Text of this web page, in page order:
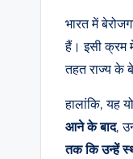
भारत में
हैं। इसी क्रम
तहत राज्य के
हालांकि, यह
आने के बाद,
तक कि उन्हें